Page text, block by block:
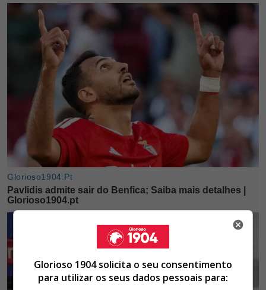
Glorioso 1904 solicita o seu consentimento
para utilizar os seus dados pessoais para: